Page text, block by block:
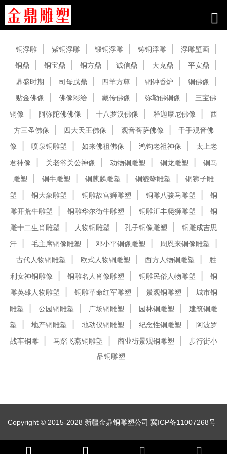
铜浮雕 紫铜浮雕 锻铜浮雕 铸铜浮雕
浮雕壁画
铜鼎
铜宝鼎 铜方鼎 诚信鼎 大克鼎
平安鼎
鼎盛时期
司母戊鼎 四羊方尊 铜钟香炉
铜佛像
贴金佛像
佛像彩绘 藏传佛像 弥勒佛铜像
三宝佛
铜像
阿弥陀佛佛像 十八罗汉佛像 释迦摩尼佛像
西
方三圣佛像
四大天王佛像 观音菩萨佛像
千手观音佛
像
喷泉铜雕塑 如来佛祖佛像 鸿钧老祖神像
太上老
君神像
关老爷关公神像 动物铜雕塑 铜龙雕塑
铜马
雕塑
铜牛雕塑 铜麒麟雕塑 铜貔貅雕塑
铜狮子雕
塑
铜大象雕塑 铜雕故宫狮雕塑 铜雕八骏马雕塑
铜
雕开荒牛雕塑
铜雕华尔街牛雕塑 铜雕汇丰爬狮雕塑
铜
雕十二生肖雕塑
人物铜雕塑 孔子铜像雕塑
铜雕成吉思
汗
毛主席铜像雕塑 邓小平铜像雕塑
周恩来铜像雕塑
古代人物铜雕塑
欧式人物铜雕塑 西方人物铜雕塑
胜
利女神铜雕像
铜雕名人肖像雕塑 铜雕民俗人物雕塑
铜
雕英雄人物雕塑
铜雕革命红军雕塑 景观铜雕塑
城市铜
雕塑
公园铜雕塑 广场铜雕塑 园林铜雕塑
建筑铜雕
塑
地产铜雕塑 地动仪铜雕塑 纪念性铜雕塑
阿波罗
战车铜雕
马踏飞燕铜雕塑 商业街景观铜雕塑
步行街小
品铜雕塑
Copyright © 2015-2028 新疆金鼎铜雕塑公司 冀ICP备11007268号